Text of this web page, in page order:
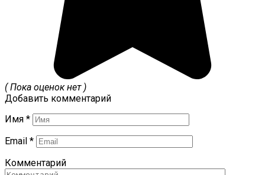
( Пока оценок нет )
Добавить комментарий
Имя *
Email *
Комментарий